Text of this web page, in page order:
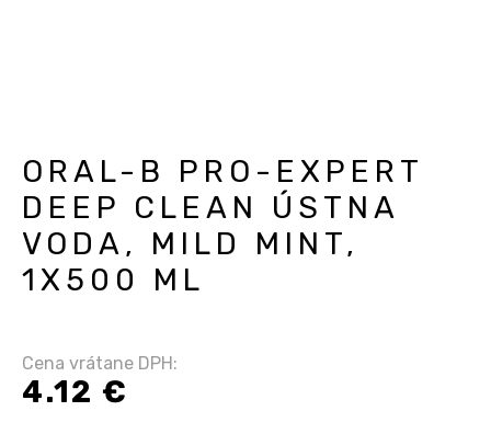
ORAL-B PRO-EXPERT
DEEP CLEAN ÚSTNA
VODA, MILD MINT,
1X500 ML
Cena vrátane DPH:
4.12 €